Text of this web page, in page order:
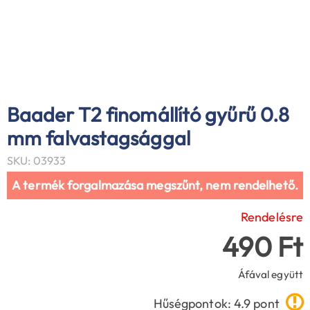
Baader T2 finomállító gyűrű 0.8
mm falvastagsággal
SKU: 03933
A termék forgalmazása megszűnt, nem rendelhető.
Rendelésre
490 Ft
Áfával együtt
Hűségpontok: 4.9 pont